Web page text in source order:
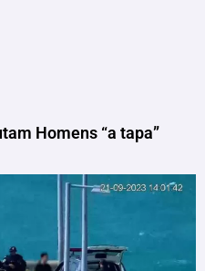
Homens “a tapa”